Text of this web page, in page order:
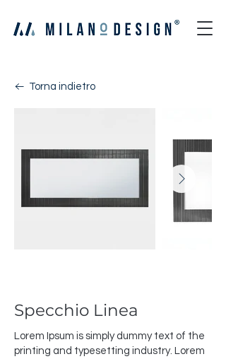
Torna indietro
Specchio Linea
Lorem Ipsum is simply dummy text of the
printing and typesetting industry. Lorem